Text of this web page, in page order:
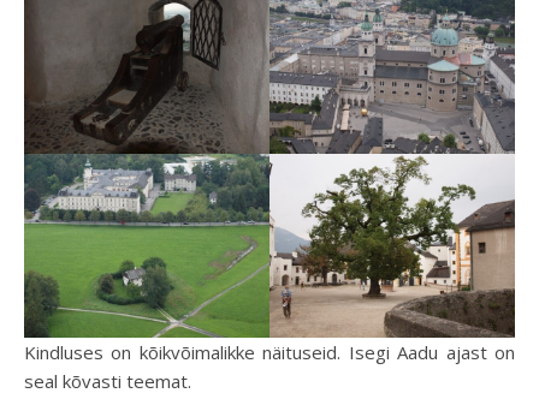
Kindluses on kõikvõimalikke näituseid. Isegi Aadu ajast on
seal kõvasti teemat.